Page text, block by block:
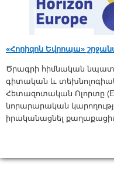
«Հորիզոն Եվրոպա»
Ծրագրի հիմնական
գիտական և
Հետազոտական Ոլորտը
նորարարական
իրականացնել